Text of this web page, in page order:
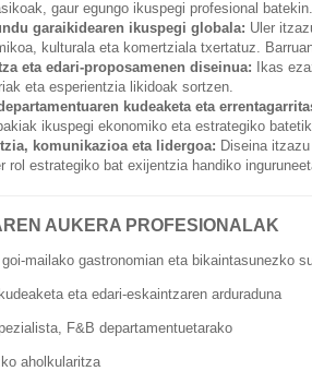
gaur egungo ikuspegi profesional batekin.
garaikidearen ikuspegi globala: Uler
kulturala eta komertziala txertatuz.
eta edari-proposamenen diseinua: Ikas
eta esperientzia likidoak sortzen.
kudeaketa eta
ikuspegi ekonomiko eta estrategiko batetik.
komunikazioa eta lidergoa: Diseina
rol estrategiko bat exijentzia handiko
AUKERA PROFESIONALAK
mailako gastronomian eta bikaintasunezko
eta edari-eskaintzaren arduraduna
F&B departamentuetarako
aholkularitza